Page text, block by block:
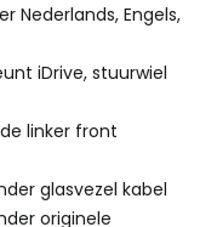
Nederlands, Engels,
iDrive, stuurwiel
linker front
glasvezel kabel
originele